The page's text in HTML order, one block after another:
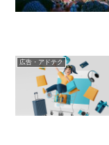
広告・アドテク